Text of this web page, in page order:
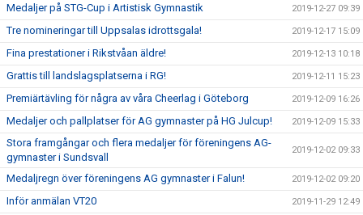
Medaljer på STG-Cup i Artistisk Gymnastik 2019-12-27 09:39
Tre nomineringar till Uppsalas idrottsgala! 2019-12-17 15:09
Fina prestationer i Rikstvåan äldre! 2019-12-13 10:18
Grattis till landslagsplatserna i RG! 2019-12-11 15:23
Premiärtävling för några av våra Cheerlag i Göteborg 2019-12-09 16:26
Medaljer och pallplatser för AG gymnaster på HG Julcup! 2019-12-09 15:33
Stora framgångar och flera medaljer för föreningens AG-
gymnaster i Sundsvall
2019-12-02 09:33
Medaljregn över föreningens AG gymnaster i Falun! 2019-12-02 09:20
Inför anmälan VT20 2019-11-29 12:49